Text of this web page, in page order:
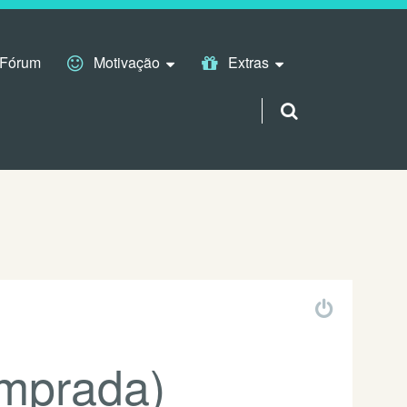
Fórum Motivação Extras